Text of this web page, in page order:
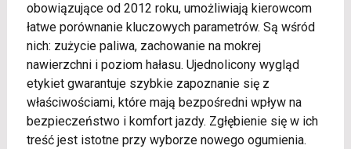
obowiązujące od 2012 roku, umożliwiają kierowcom
łatwe porównanie kluczowych parametrów. Są wśród
nich: zużycie paliwa, zachowanie na mokrej
nawierzchni i poziom hałasu. Ujednolicony wygląd
etykiet gwarantuje szybkie zapoznanie się z
właściwościami, które mają bezpośredni wpływ na
bezpieczeństwo i komfort jazdy. Zgłębienie się w ich
treść jest istotne przy wyborze nowego ogumienia.